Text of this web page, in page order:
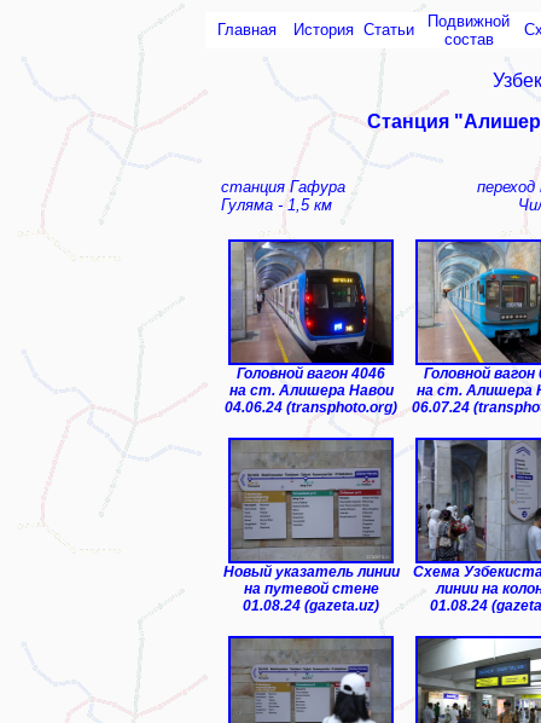
Главная История Статьи
Подвижной
состав
Станция
станция Гафура
Гуляма - 1,5 км
Головной вагон 4046
на ст. Алишера Навои
04.06.24 (transphoto.org)
Головной вагон
на ст. Алишера
06.07.24
Новый указатель линии
на путевой стене
01.08.24 (gazeta.uz)
Схема
линии на
01.08.24